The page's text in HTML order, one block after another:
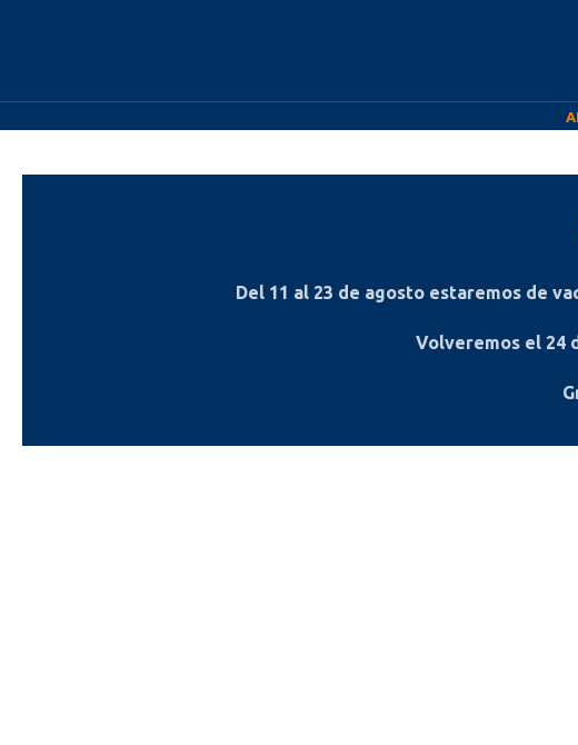
Del 11 al 23 de agosto estaremos de
Volveremos el 24